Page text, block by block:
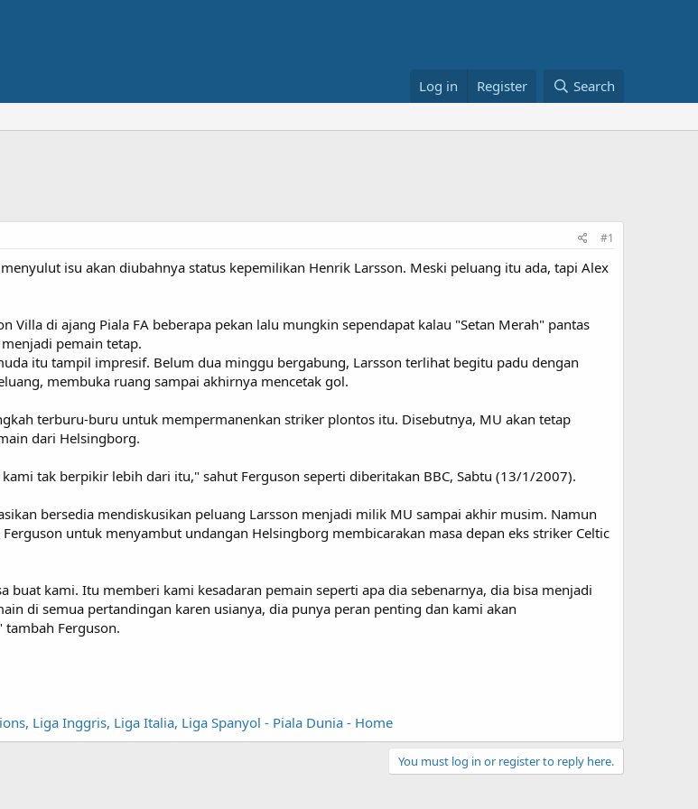
Log in Register Search
#1
isu akan diubahnya status kepemilikan Henrik Larsson. Meski peluang itu ada, tapi Alex
Villa di ajang Piala FA beberapa pekan lalu mungkin sependapat kalau "Setan Merah" pantas
pemain tetap.
itu tampil impresif. Belum dua minggu bergabung, Larsson terlihat begitu padu dengan
membuka ruang sampai akhirnya mencetak gol.
terburu-buru untuk mempermanenkan striker plontos itu. Disebutnya, MU akan tetap
dari Helsingborg.
tak berpikir lebih dari itu," sahut Ferguson seperti diberitakan BBC, Sabtu (13/1/2007).
bersedia mendiskusikan peluang Larsson menjadi milik MU sampai akhir musim. Namun
untuk menyambut undangan Helsingborg membicarakan masa depan eks striker Celtic
buat kami. Itu memberi kami kesadaran pemain seperti apa dia sebenarnya, dia bisa menjadi
di semua pertandingan karen usianya, dia punya peran penting dan kami akan
tambah Ferguson.
Liga Inggris, Liga Italia, Liga Spanyol - Piala Dunia - Home
You must log in or register to reply here.